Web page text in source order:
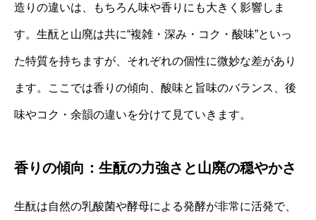
造りの違いは、もちろん味や香りにも大きく影響しま
す。生酛と山廃は共に“複雑・深み・コク・酸味”といっ
た特質を持ちますが、それぞれの個性に微妙な差があり
ます。ここでは香りの傾向、酸味と旨味のバランス、後
味やコク・余韻の違いを分けて見ていきます。
香りの傾向：生酛の力強さと山廃の穏やかさ
生酛は自然の乳酸菌や酵母による発酵が非常に活発で、